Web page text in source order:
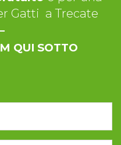
Gatti a Trecate
QUI SOTTO